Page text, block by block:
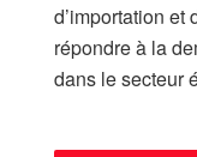
d’importation et
répondre à la
dans le secteur